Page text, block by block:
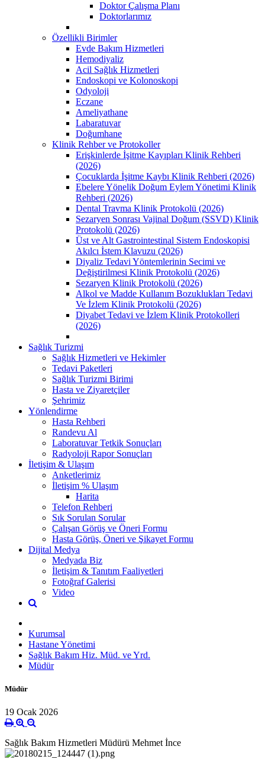
Doktor Çalışma Planı
Doktorlarımız
Özellikli Birimler
Evde Bakım Hizmetleri
Hemodiyaliz
Acil Sağlık Hizmetleri
Endoskopi ve Kolonoskopi
Odyoloji
Eczane
Ameliyathane
Labaratuvar
Doğumhane
Klinik Rehber ve Protokoller
Erişkinlerde İşitme Kayıpları Klinik Rehberi
(2026)
Çocuklarda İşitme Kaybı Klinik Rehberi (2026)
Ebelere Yönelik Doğum Eylem Yönetimi Klinik
Rehberi (2026)
Dental Travma Klinik Protokolü (2026)
Sezaryen Sonrası Vajinal Doğum (SSVD) Klinik
Protokolü (2026)
Üst ve Alt Gastrointestinal Sistem Endoskopisi
Akılcı İstem Klavuzu (2026)
Diyaliz Tedavi Yöntemlerinin Secimi ve
Değiştirilmesi Klinik Protokolü (2026)
Sezaryen Klinik Protokolü (2026)
Alkol ve Madde Kullanım Bozuklukları Tedavi
Ve İzlem Klinik Protokolü (2026)
Diyabet Tedavi ve İzlem Klinik Protokolleri
(2026)
Sağlık Turizmi
Sağlık Hizmetleri ve Hekimler
Tedavi Paketleri
Sağlık Turizmi Birimi
Hasta ve Ziyaretçiler
Şehrimiz
Yönlendirme
Hasta Rehberi
Randevu Al
Laboratuvar Tetkik Sonuçları
Radyoloji Rapor Sonuçları
İletişim & Ulaşım
Anketlerimiz
İletişim % Ulaşım
Harita
Telefon Rehberi
Sık Sorulan Sorular
Çalışan Görüş ve Öneri Formu
Hasta Görüş, Öneri ve Şikayet Formu
Dijital Medya
Medyada Biz
İletişim & Tanıtım Faaliyetleri
Fotoğraf Galerisi
Video
Kurumsal
Hastane Yönetimi
Sağlık Bakım Hiz. Müd. ve Yrd.
Müdür
Müdür
19 Ocak 2026
Sağlık Bakım Hizmetleri Müdürü Mehmet İnce